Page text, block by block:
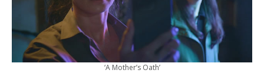
‘A Mother’s Oath’